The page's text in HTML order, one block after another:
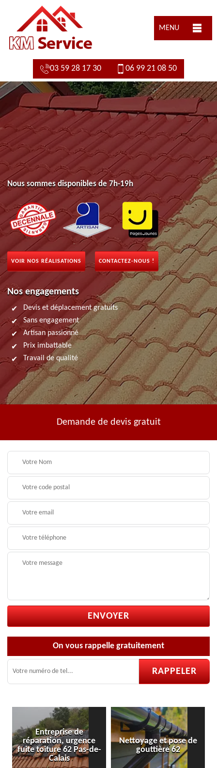
MENU
03 59 28 17 30 06 99 21 08 50
Nous sommes disponibles de 7h-19h
VOIR NOS RÉALISATIONS CONTACTEZ-NOUS !
Nos engagements
Devis et déplacement gratuits
Sans engagement
Artisan passionné
Prix imbattable
Travail de qualité
Demande de devis gratuit
On vous rappelle gratuitement
Nettoyage et pose de
gouttière 62
Pose et réparation de
velux 62